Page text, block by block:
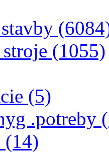
(1055)
(5)
.potreby
(14)